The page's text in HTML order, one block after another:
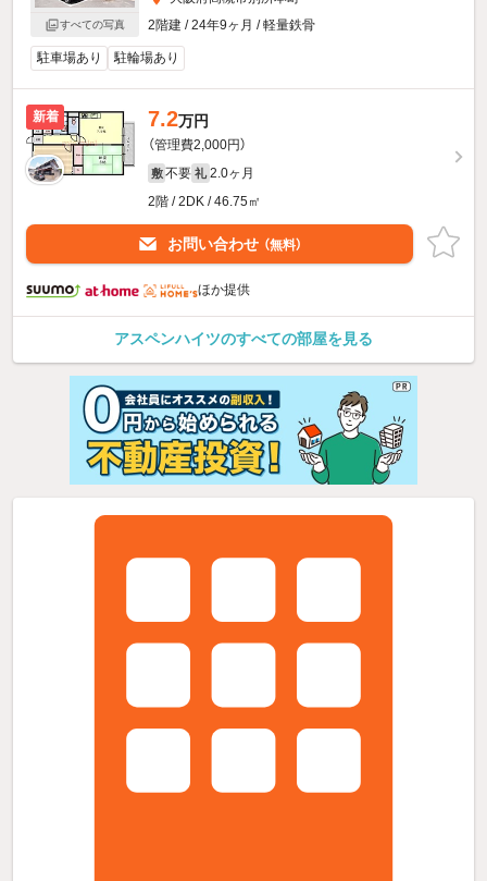
すべての写真
2階建 / 24年9ヶ月 / 軽量鉄骨
駐車場あり 駐輪場あり
新着 7.2万円
（管理費2,000円）
敷 不要 礼 2.0ヶ月
2階 / 2DK / 46.75㎡
お問い合わせ （無料）
ほか提供
アスペンハイツのすべての部屋を見る